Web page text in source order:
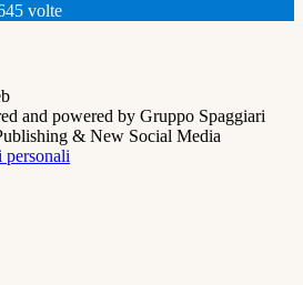
volte
and powered by Gruppo Spaggiari
& New Social Media
personali